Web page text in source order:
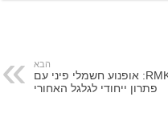
הבא
RMK: אופנוע חשמלי פיני עם
פתרון ייחודי לגלגל האחורי